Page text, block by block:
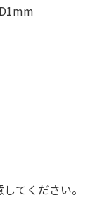
てください。